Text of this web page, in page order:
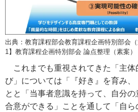
出典：教育課程部会教育課程企画特別部会
1】教育課程企画特別部会 論点整理（素案）
これまでも重視されてきた「主
び」については「『好き』を育み、
とと「当事者意識を持って、自分
合意ができる」ことを通して「自